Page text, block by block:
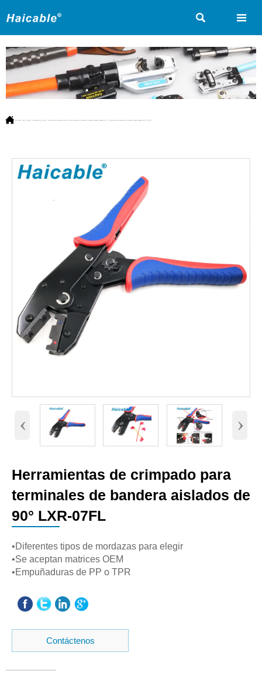
 
 Estás aquí: Producto Para herramientas de crimpado de terminales de bandera aislados de 90° Herramientas de crimpado para terminales de bandera aislados de 90° LXR-07FL
‹ ›
Herramientas de crimpado para
terminales de bandera aislados de
90° LXR-07FL
•Diferentes tipos de mordazas para elegir
•Se aceptan matrices OEM
•Empuñaduras de PP o TPR
Contáctenos